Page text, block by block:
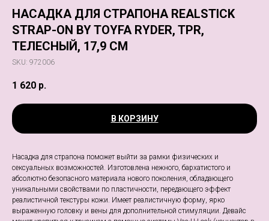
НАСАДКА ДЛЯ СТРАПОНА REALSTICK
STRAP-ON BY TOYFA RYDER, TPR,
ТЕЛЕСНЫЙ, 17,9 СМ
SKU: 972006
1 620 р.
В КОРЗИНУ
Насадка для страпона поможет выйти за рамки физических и
сексуальных возможностей. Изготовлена нежного, бархатистого и
абсолютно безопасного материала нового поколения, обладающего
уникальными свойствами по пластичности, передающего эффект
реалистичной текстуры кожи. Имеет реалистичную форму, ярко
выраженную головку и вены для дополнительной стимуляции. Девайс